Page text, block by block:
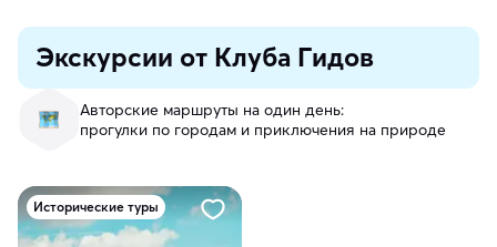
Экскурсии от Клуба Гидов
Авторские маршруты на один день:
прогулки по городам и приключения на природе
Исторические туры